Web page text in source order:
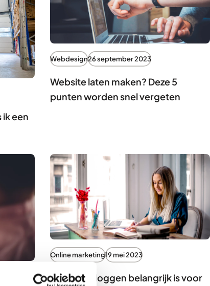
ik een
Webdesign26 september 2023
Website laten maken? Deze 5
punten worden snel vergeten
Online marketing19 mei 2023
Waarom bloggen belangrijk is voor